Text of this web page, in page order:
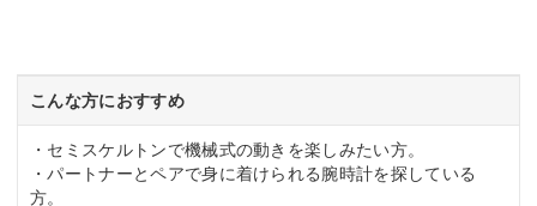
74g
こんな方におすすめ
・セミスケルトンで機械式の動きを楽しみたい方。
・パートナーとペアで身に着けられる腕時計を探している
方。